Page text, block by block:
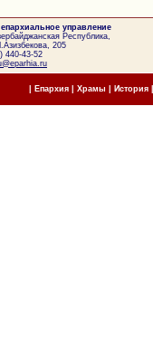
епархиальное управление
Республика,
205
440-43-52
Епархия| Храмы История|